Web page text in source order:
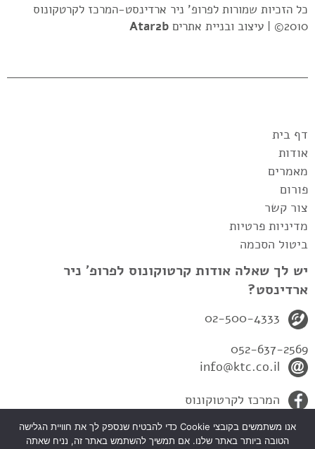
כל הזכיות שמורות לפרופ' ניר ארדינסט-המרכז לקרטקונוס
2010© |
עיצוב ובניית אתרים Atar2b
דף בית
אודות
מאמרים
פורום
צור קשר
מדיניות פרטיות
ביטול הסכמה
יש לך שאלה אודות קרטוקונוס לפרופ' ניר
ארדינסט?
02-500-4333
052-637-2569
info@ktc.co.il
המרכז לקרטוקונוס
אנו משתמשים בקובצי Cookie כדי להבטיח שנספק לך את חוויית הגלישה
הטובה ביותר באתר שלנו. אם תמשיך להשתמש באתר זה, נניח שאתה